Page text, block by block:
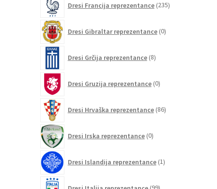
Dresi Francija reprezentance 235izdelkov
Dresi Gibraltar reprezentance 0izdelkov
Dresi Grčija reprezentance 8izdelkov
Dresi Gruzija reprezentance 0izdelkov
Dresi Hrvaška reprezentance 86izdelkov
Dresi Irska reprezentance 0izdelkov
Dresi Islandija reprezentance 1izdelek